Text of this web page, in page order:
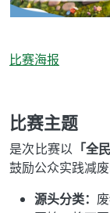
比赛海报
比赛主题
是次比赛以 「全
鼓励公众实践减废
源头分类：